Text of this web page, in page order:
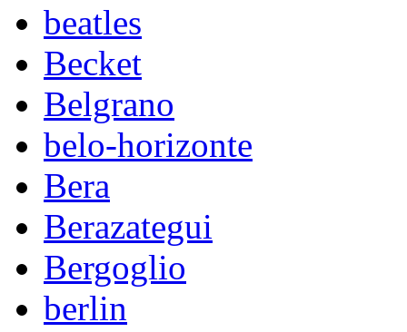
beatles
Becket
Belgrano
belo-horizonte
Bera
Berazategui
Bergoglio
berlin